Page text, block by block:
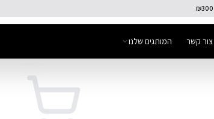
צור קשר המותגים שלנו